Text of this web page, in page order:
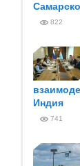
822
Индия
741